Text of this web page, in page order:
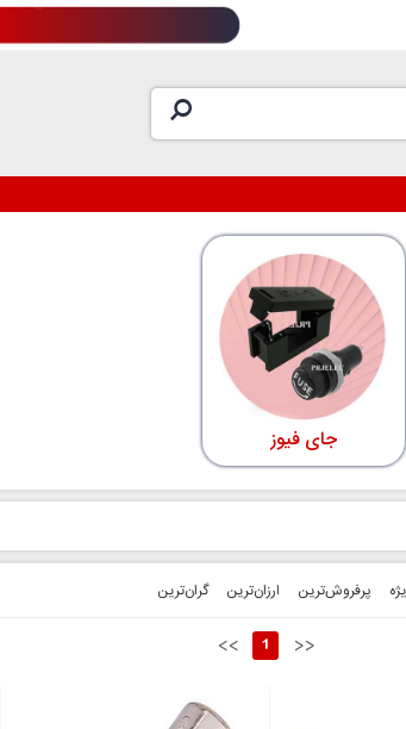
جای فیوز
پرفروش‌ترین‌ ارزان‌ترین گران‌ترین
<< 1 >>